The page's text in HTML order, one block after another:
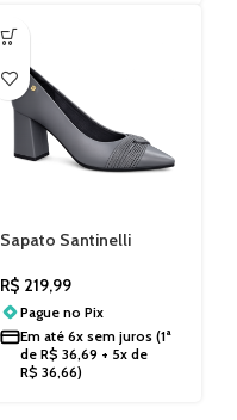
Sapato Santinelli
R$ 219,99
Pague no Pix
Em até 6x sem juros (1ª
de R$ 36,69 + 5x de
R$ 36,66)